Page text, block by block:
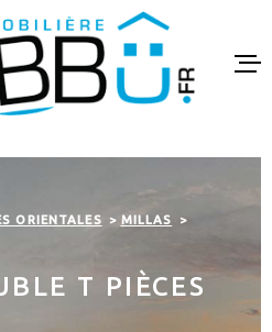
VENTES
ORIENTALES
MILLAS
T PIÈCES